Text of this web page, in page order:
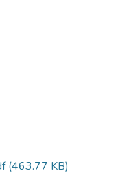
(463.77 KB)